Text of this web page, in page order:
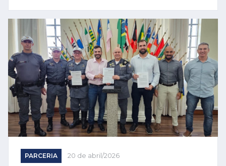
PARCERIA 20 de abril/2026